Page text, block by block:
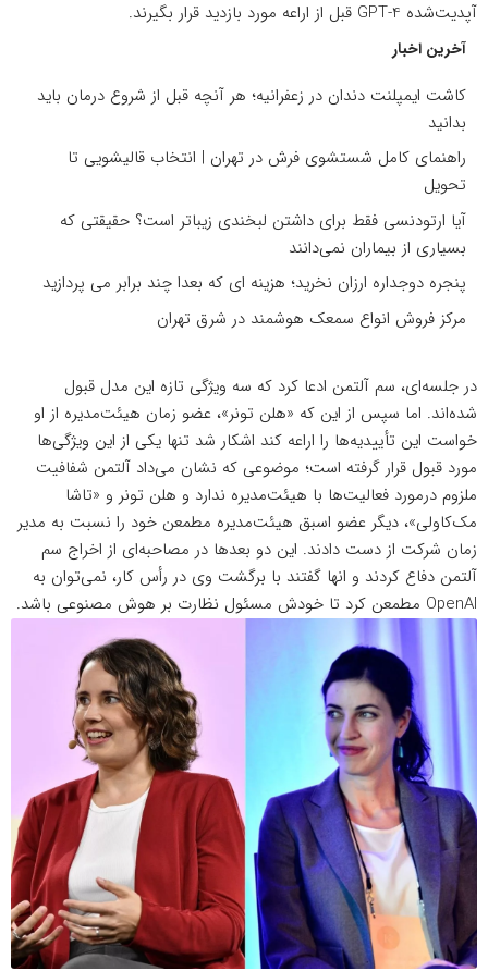
آپدیت‌شده GPT-4 قبل از اراعه مورد بازدید قرار بگیرند.
آخرین اخبار
کاشت ایمپلنت دندان در زعفرانیه؛ هر آنچه قبل از شروع درمان باید
بدانید
راهنمای کامل شستشوی فرش در تهران | انتخاب قالیشویی تا
تحویل
آیا ارتودنسی فقط برای داشتن لبخندی زیباتر است؟ حقیقتی که
بسیاری از بیماران نمی‌دانند
پنجره دوجداره ارزان نخرید؛ هزینه ای که بعدا چند برابر می پردازید
مرکز فروش انواع سمعک هوشمند در شرق تهران
در جلسه‌ای، سم آلتمن ادعا کرد که سه ویژگی تازه این مدل قبول
شده‌اند. اما سپس از این که «هلن تونر»، عضو زمان هیئت‌مدیره از او
خواست این تأییدیه‌ها را اراعه کند اشکار شد تنها یکی از این ویژگی‌ها
مورد قبول قرار گرفته است؛ موضوعی که نشان می‌داد آلتمن شفافیت
ملزوم درمورد فعالیت‌ها با هیئت‌مدیره ندارد و هلن تونر و «تاشا
مک‌کاولی»، دیگر عضو اسبق هیئت‌مدیره مطمعن خود را نسبت به مدیر
زمان شرکت از دست دادند. این دو بعدها در مصاحبه‌ای از اخراج سم
آلتمن دفاع کردند و انها گفتند با برگشت وی در رأس کار، نمی‌توان به
OpenAI مطمعن کرد تا خودش مسئول نظارت بر هوش مصنوعی باشد.